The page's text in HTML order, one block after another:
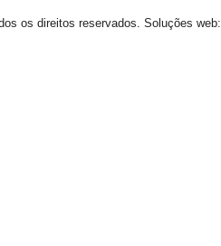
os direitos reservados. Soluções web: